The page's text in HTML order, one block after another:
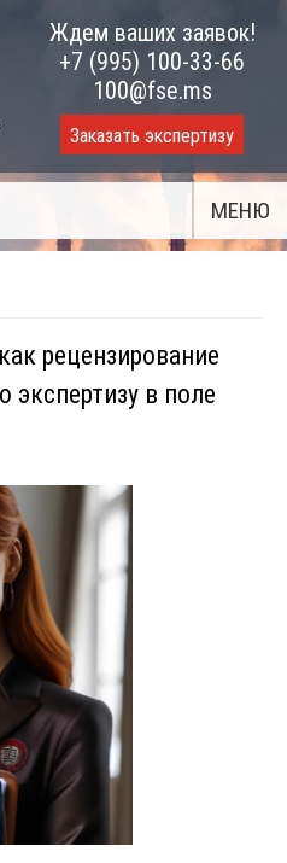
Ждем ваших заявок!
+7 (995) 100-33-66
100@fse.ms
Заказать экспертизу
МЕНЮ
рецензирование
экспертизу в поле